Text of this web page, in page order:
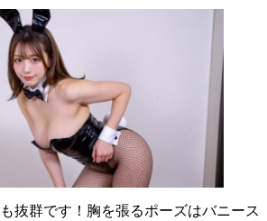
抜群です！胸を張るポーズはバニース